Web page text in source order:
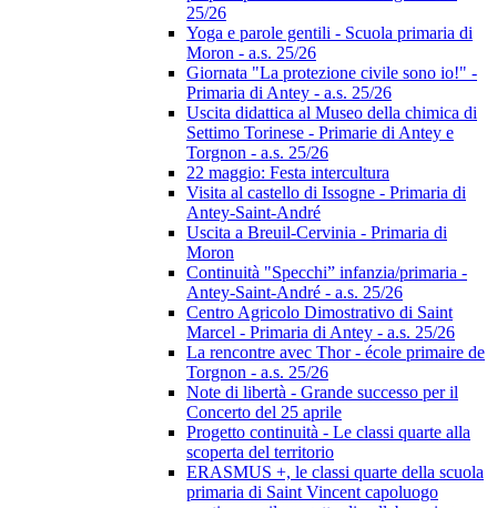
25/26
Yoga e parole gentili - Scuola primaria di
Moron - a.s. 25/26
Giornata "La protezione civile sono io!" -
Primaria di Antey - a.s. 25/26
Uscita didattica al Museo della chimica di
Settimo Torinese - Primarie di Antey e
Torgnon - a.s. 25/26
22 maggio: Festa intercultura
Visita al castello di Issogne - Primaria di
Antey-Saint-André
Uscita a Breuil-Cervinia - Primaria di
Moron
Continuità "Specchi” infanzia/primaria -
Antey-Saint-André - a.s. 25/26
Centro Agricolo Dimostrativo di Saint
Marcel - Primaria di Antey - a.s. 25/26
La rencontre avec Thor - école primaire de
Torgnon - a.s. 25/26
Note di libertà - Grande successo per il
Concerto del 25 aprile
Progetto continuità - Le classi quarte alla
scoperta del territorio
ERASMUS +, le classi quarte della scuola
primaria di Saint Vincent capoluogo